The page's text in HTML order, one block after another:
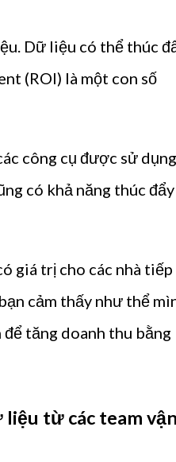
Dữ liệu có thể thúc
(ROI) là một con số
công cụ được sử dụng
có khả năng thúc đẩy
giá trị cho các nhà tiếp
cảm thấy như thể
tăng doanh thu bằng
liệu từ các team